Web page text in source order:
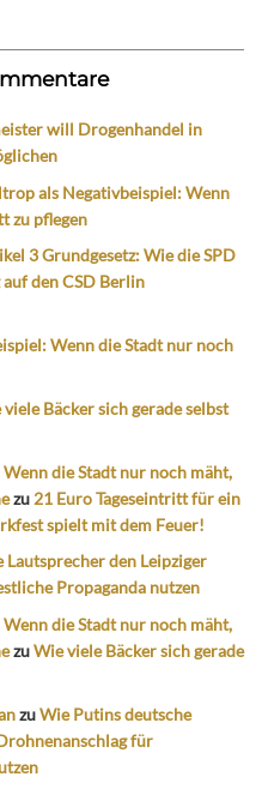
will Drogenhandel in
als Negativbeispiel: Wenn
zu pflegen
3 Grundgesetz: Wie die SPD
den CSD Berlin
Wenn die Stadt nur noch
viele Bäcker sich gerade selbst
die Stadt nur noch mäht,
zu 21 Euro Tageseintritt für ein
spielt mit dem Feuer!
Lautsprecher den Leipziger
Propaganda nutzen
die Stadt nur noch mäht,
zuWie viele Bäcker sich gerade
zuWie Putins deutsche
für